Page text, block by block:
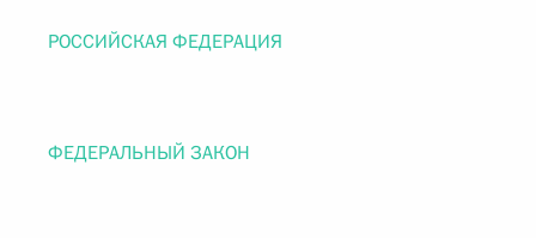
РОССИЙСКАЯ ФЕДЕРАЦИЯ
ФЕДЕРАЛЬНЫЙ ЗАКОН